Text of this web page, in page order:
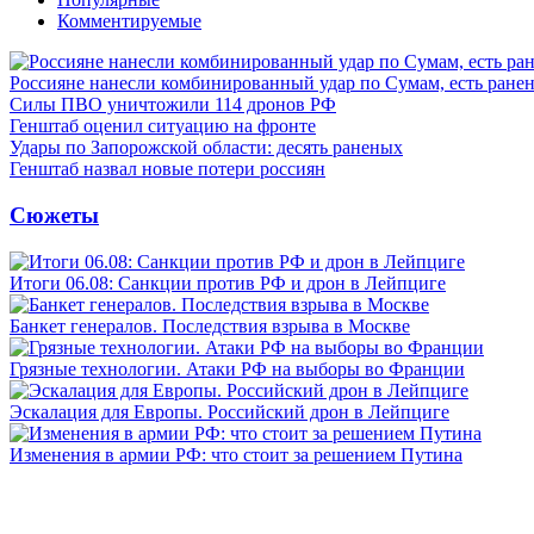
Комментируемые
Россияне нанесли комбинированный удар по Сумам, есть
Силы ПВО уничтожили 114 дронов РФ
Генштаб оценил ситуацию на фронте
Удары по Запорожской области: десять раненых
Генштаб назвал новые потери россиян
Сюжеты
Итоги 06.08: Санкции против РФ и дрон в Лейпциге
Банкет генералов. Последствия взрыва в Москве
Грязные технологии. Атаки РФ на выборы во Франции
Эскалация для Европы. Российский дрон в Лейпциге
Изменения в армии РФ: что стоит за решением Путина